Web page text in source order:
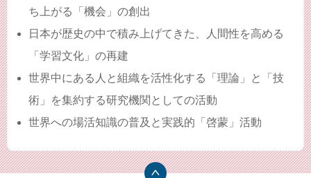
ち上がる「機会」の創出
日本が歴史の中で積み上げてきた、人間性を高める
「学習文化」の再建
世界中にある人と組織を活性化する「理論」と「技
術」を集約する研究機関としての活動
世界への場活知識の普及と実践的「啓蒙」活動